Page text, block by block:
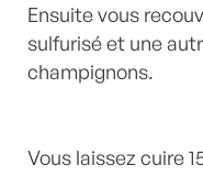
Ensuite vous
sulfurisé et une
champignons.
Vous laissez cuire